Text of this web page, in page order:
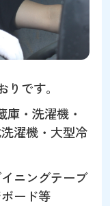
です。
庫・洗濯機・
濯機・大型冷
ニングテーブ
ード等